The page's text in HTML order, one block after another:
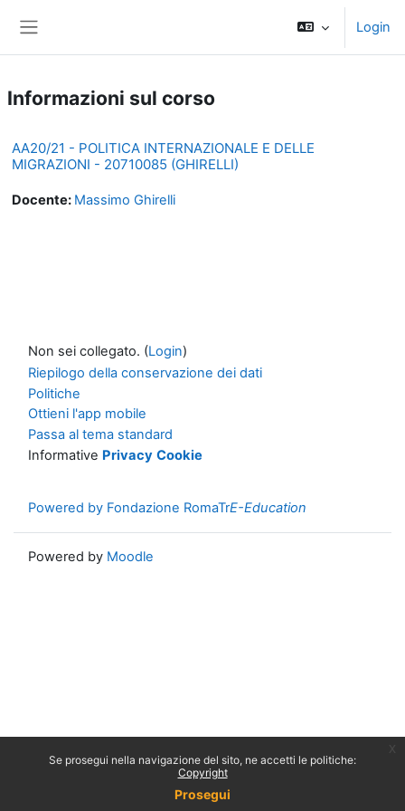
Se prosegui nella navigazione del sito, ne accetti le politiche:
Copyright
Prosegui
Login
Informazioni sul corso
AA20/21 - POLITICA INTERNAZIONALE E DELLE
MIGRAZIONI - 20710085 (GHIRELLI)
Docente: Massimo Ghirelli
Non sei collegato. (Login)
Riepilogo della conservazione dei dati
Politiche
Ottieni l'app mobile
Passa al tema standard
Informative Privacy Cookie
Powered by Fondazione RomaTrE-Education
Powered by Moodle